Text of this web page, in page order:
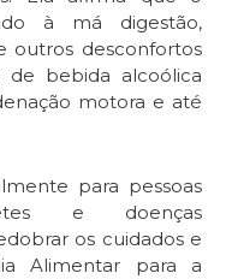
à má digestão,
outros desconfortos
de bebida alcoólica
motora e até
para pessoas
e doenças
os cuidados e
Alimentar para a